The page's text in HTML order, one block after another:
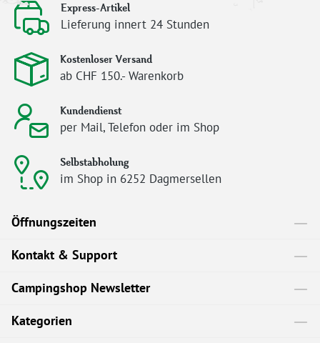
Express-Artikel
Lieferung innert 24 Stunden
Kostenloser Versand
ab CHF 150.- Warenkorb
Kundendienst
per Mail, Telefon oder im Shop
Selbstabholung
im Shop in 6252 Dagmersellen
Öffnungszeiten
Kontakt & Support
Campingshop Newsletter
Kategorien